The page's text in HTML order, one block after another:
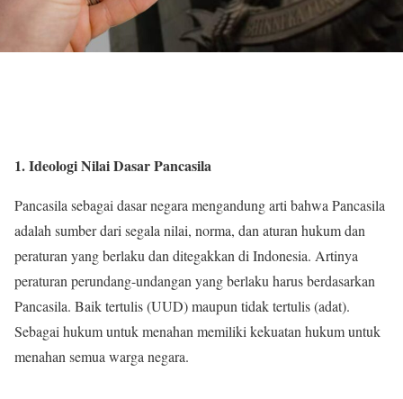
1. Ideologi Nilai Dasar Pancasila
Pancasila sebagai dasar negara mengandung arti bahwa Pancasila
adalah sumber dari segala nilai, norma, dan aturan hukum dan
peraturan yang berlaku dan ditegakkan di Indonesia. Artinya
peraturan perundang-undangan yang berlaku harus berdasarkan
Pancasila. Baik tertulis (UUD) maupun tidak tertulis (adat).
Sebagai hukum untuk menahan memiliki kekuatan hukum untuk
menahan semua warga negara.